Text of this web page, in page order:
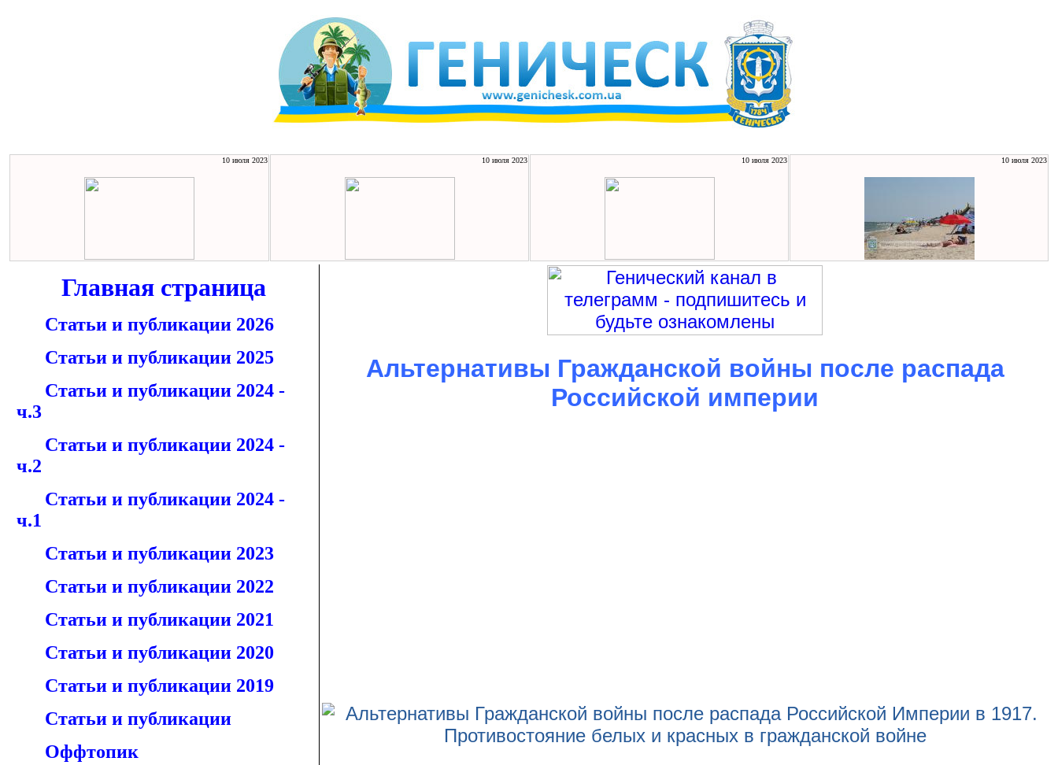
10 июля 2023 10 июля 2023 10 июля 2023 10 июля 2023
Главная страница
Статьи и публикации 2026
Статьи и публикации 2025
Статьи и публикации 2024 -
ч.3
Статьи и публикации 2024 -
ч.2
Статьи и публикации 2024 -
ч.1
Статьи и публикации 2023
Статьи и публикации 2022
Статьи и публикации 2021
Статьи и публикации 2020
Статьи и публикации 2019
Статьи и публикации
Оффтопик
Альтернативы Гражданской войны после распада
Российской империи